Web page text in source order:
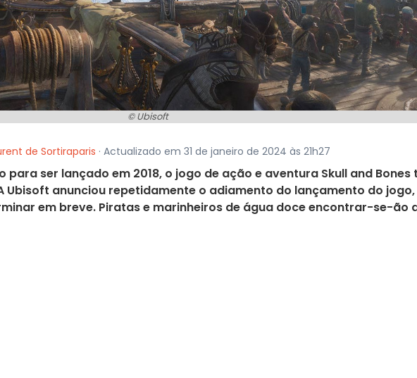
© Ubisoft
de Sortiraparis · Actualizado em 31 de janeiro de 2024 às 21h27
ser lançado em 2018, o jogo de ação e aventura Skull and Bones
Ubisoft anunciou repetidamente o adiamento do lançamento do jogo,
em breve. Piratas e marinheiros de água doce encontrar-se-ão